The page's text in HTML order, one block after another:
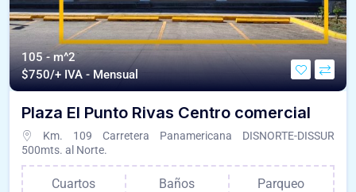
105 - m^2
$750/+ IVA - Mensual
Plaza El Punto Rivas Centro comercial
Km. 109 Carretera Panamericana DISNORTE-DISSUR
500mts. al Norte.
Cuartos
Baños
Parqueo